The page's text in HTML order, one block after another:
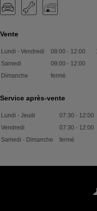
Vente
Lundi - Vendredi 08:00 - 12:00
Samedi
09:00 - 12:00
Dimanche
fermé
Service après-vente
Lundi - Jeudi 07:30 - 12:00
Vendredi
07:30 - 12:00
Samedi - Dimanche
fermé